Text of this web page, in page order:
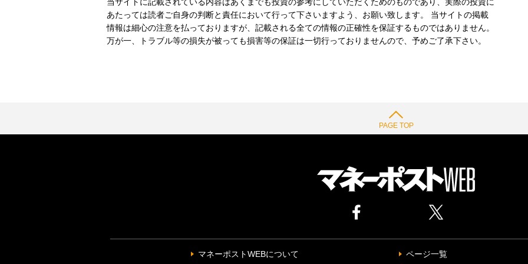
当サイトに記載されている内容はあくまでも投資の参考にしていただくためのものであり、実際の投資に
あたっては読者ご自身の判断と責任において行って下さいますよう、お願い致します。 当サイトの掲載
情報は細心の注意を払っておりますが、記載される全ての情報の正確性を保証するものではありません。
万が一、トラブル等の損失が被っても損害等の保証は一切行っておりませんので、予めご了承下さい。
PAGE TOP
マネーポストWEBについて ページ一覧